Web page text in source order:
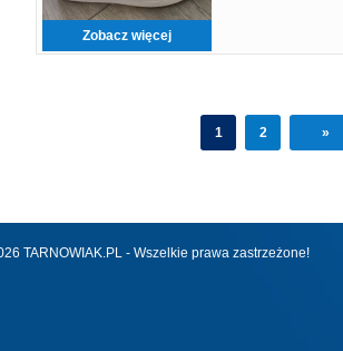
Zobacz więcej
1 2 »
TARNOWIAK.PL - Wszelkie prawa zastrzeżone!